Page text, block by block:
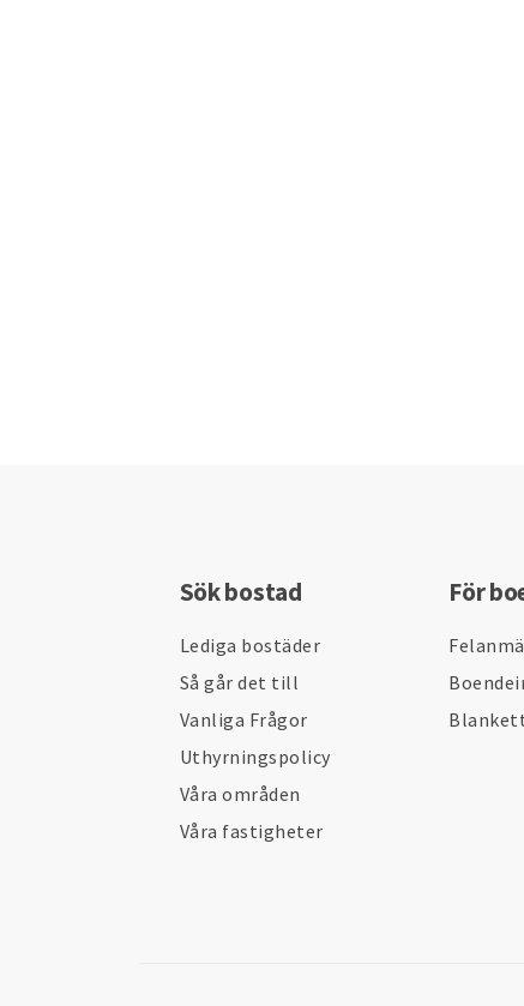
Sök bostad
Lediga bostäder
Så går det till
Vanliga Frågor
Uthyrningspolicy
Våra områden
Våra fastigheter
För